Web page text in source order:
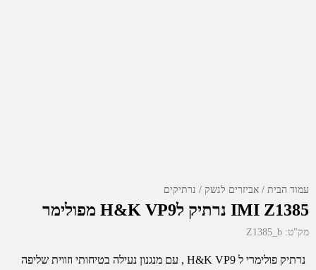
עמוד הבית אביזרים לנשק נרתיקים
IMI Z1385 נרתיק לH&K VP9 מפולימר
מק"ט: Z1385_b
נרתיק פולימרי ל H&K VP9 , עם מנגנון נעילה בטיחותי וזווית שליפה